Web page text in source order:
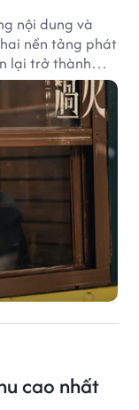
nội dung và
nền tảng phát
lại trở thành
cao nhất